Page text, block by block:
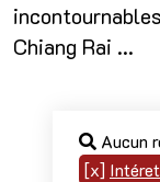
Chiang Rai ...
Aucun
[x]